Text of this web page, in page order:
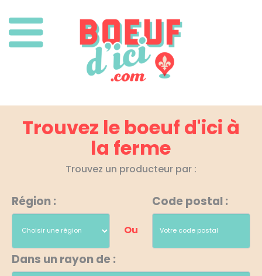
Trouvez le boeuf d'ici à
la ferme
Trouvez un producteur par :
Région :
Ou
Code postal :
Dans un rayon de :